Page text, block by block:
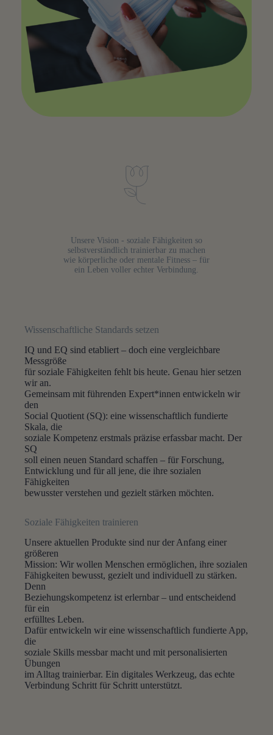
Unsere Vision - soziale Fähigkeiten so
selbstverständlich trainierbar zu machen
wie körperliche oder mentale Fitness – für
ein Leben voller echter Verbindung.
Wissenschaftliche Standards setzen
IQ und EQ sind etabliert – doch eine vergleichbare
Messgröße
für soziale Fähigkeiten fehlt bis heute. Genau hier setzen
wir an.
Gemeinsam mit führenden Expert*innen entwickeln wir
den
Social Quotient (SQ): eine wissenschaftlich fundierte
Skala, die
soziale Kompetenz erstmals präzise erfassbar macht. Der
SQ
soll einen neuen Standard schaffen – für Forschung,
Entwicklung und für all jene, die ihre sozialen
Fähigkeiten
bewusster verstehen und gezielt stärken möchten.
Soziale Fähigkeiten trainieren
Unsere aktuellen Produkte sind nur der Anfang einer
größeren
Mission: Wir wollen Menschen ermöglichen, ihre sozialen
Fähigkeiten bewusst, gezielt und individuell zu stärken.
Denn
Beziehungskompetenz ist erlernbar – und entscheidend
für ein
erfülltes Leben.
Dafür entwickeln wir eine wissenschaftlich fundierte App,
die
soziale Skills messbar macht und mit personalisierten
Übungen
im Alltag trainierbar. Ein digitales Werkzeug, das echte
Verbindung Schritt für Schritt unterstützt.